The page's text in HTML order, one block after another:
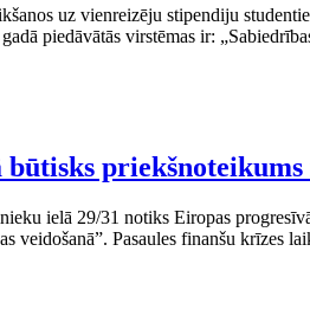
uz vienreizēju stipendiju
piedāvātās virstēmas ir:
ielā 29/31 notiks Eiropas
veidošanā”. Pasaules finanšu krīzes